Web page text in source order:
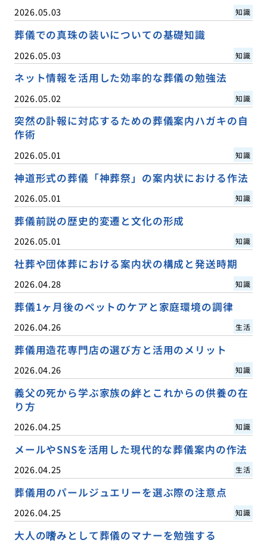
2026.05.03 知識
葬儀での真珠の装いについての基礎知識
2026.05.03 知識
ネット情報を活用した効率的な葬儀の勉強法
2026.05.02 知識
突然の訃報に対応するための葬儀案内ハガキの自
作術
2026.05.01 知識
神道形式の葬儀「神葬祭」の案内状における作法
2026.05.01 知識
葬儀前説の歴史的変遷と文化の形成
2026.05.01 知識
社葬や団体葬における案内状の構成と発送時期
2026.04.28 知識
葬儀1ヶ月後のペットのケアと家庭環境の調律
2026.04.26 生活
葬儀用造花専門店の選び方と活用のメリット
2026.04.26 知識
義父の死から学ぶ家族の絆とこれからの供養の在
り方
2026.04.25 知識
メールやSNSを活用した現代的な葬儀案内の作法
2026.04.25 生活
葬儀用のパールジュエリーを選ぶ際の注意点
2026.04.25 知識
大人の嗜みとして葬儀のマナーを勉強する